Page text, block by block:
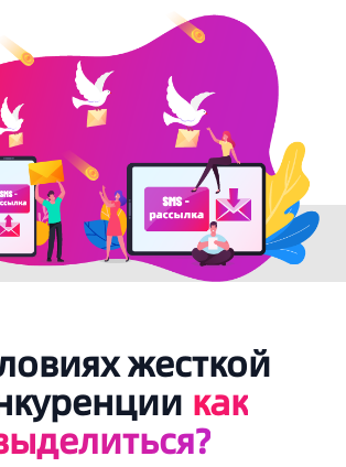
жесткой
как